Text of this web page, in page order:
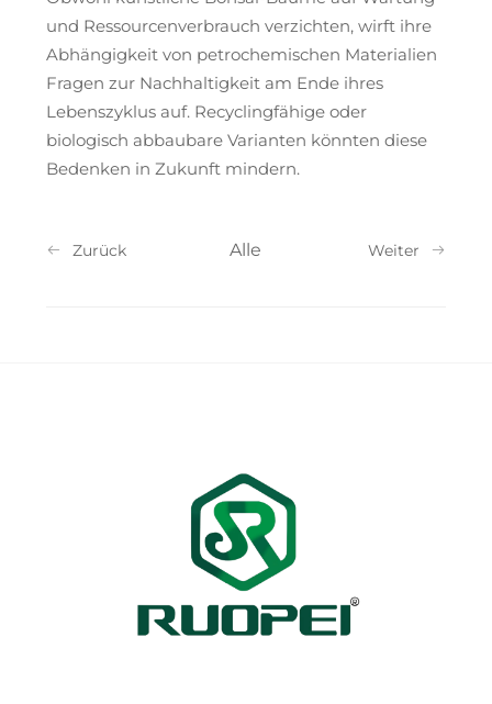
und Ressourcenverbrauch verzichten, wirft ihre
Abhängigkeit von petrochemischen Materialien
Fragen zur Nachhaltigkeit am Ende ihres
Lebenszyklus auf. Recyclingfähige oder
biologisch abbaubare Varianten könnten diese
Bedenken in Zukunft mindern.
Zurück Alle Weiter